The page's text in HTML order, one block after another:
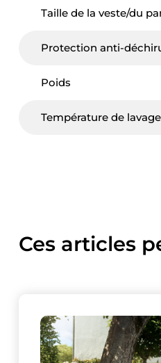
Taille de la veste/du
Protection anti-
Poids
Température de lavage
Ces articles